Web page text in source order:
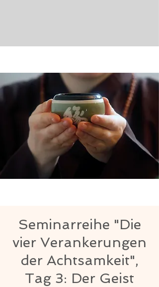
Seminarreihe "Die
vier Verankerungen
der Achtsamkeit",
Tag 3: Der Geist